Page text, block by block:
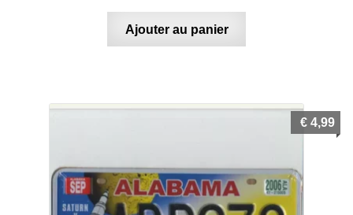
Ajouter au panier
€ 4,99